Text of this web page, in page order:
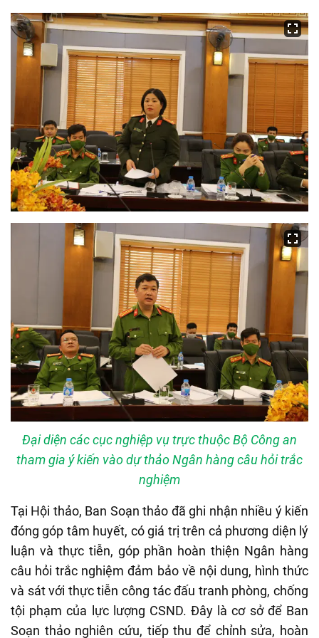
Đại diện các cục nghiệp vụ trực thuộc Bộ Công an
tham gia ý kiến vào dự thảo Ngân hàng câu hỏi trắc
nghiệm
Tại Hội thảo, Ban Soạn thảo đã ghi nhận nhiều ý kiến
đóng góp tâm huyết, có giá trị trên cả phương diện lý
luận và thực tiễn, góp phần hoàn thiện Ngân hàng
câu hỏi trắc nghiệm đảm bảo về nội dung, hình thức
và sát với thực tiễn công tác đấu tranh phòng, chống
tội phạm của lực lượng CSND. Đây là cơ sở để Ban
Soạn thảo nghiên cứu, tiếp thu để chỉnh sửa, hoàn